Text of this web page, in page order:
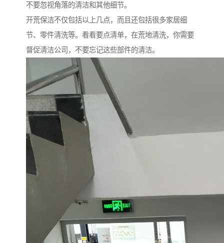
不要忽视角落的清洁和其他细节。
开荒保洁不仅包括以上几点，而且还包括很多家居细
节、零件清洗等。看看要点清单，在荒地清洗，你需要
督促清洁公司，不要忘记这些部件的清洁。